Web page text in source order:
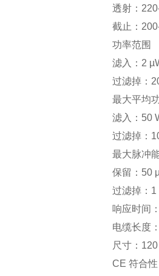
透射：
截止：
功率范围
滤入：2
过滤掉：
最大平均
滤入：50
过滤掉：
最大脉冲
保留：50
过滤掉：1
响应时间
电缆长度
尺寸：
CE 符合